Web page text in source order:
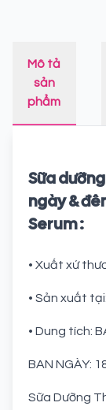
Mô tả
sản
phẩm
Sữa
ngày &
Serum :
• Xuất xứ
• Sản xuất
• Dung tích:
BAN NGÀY:
Sữa Dưỡng